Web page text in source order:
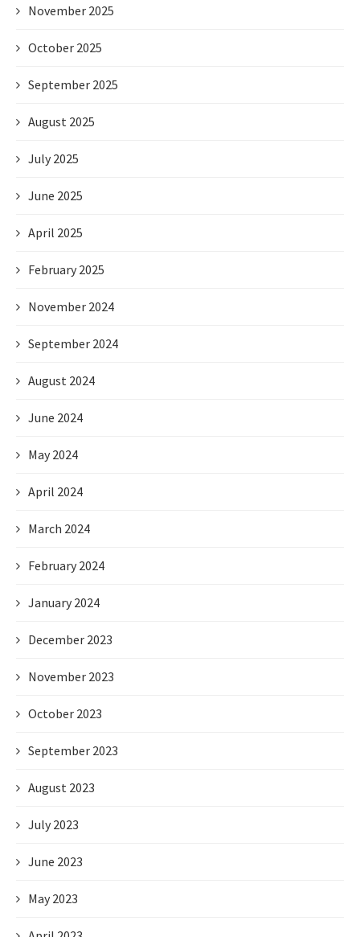
November 2025
October 2025
September 2025
August 2025
July 2025
June 2025
April 2025
February 2025
November 2024
September 2024
August 2024
June 2024
May 2024
April 2024
March 2024
February 2024
January 2024
December 2023
November 2023
October 2023
September 2023
August 2023
July 2023
June 2023
May 2023